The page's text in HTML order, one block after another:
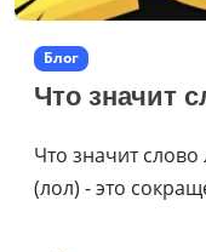
Блог
Что значит
Что значит
(лол) - это